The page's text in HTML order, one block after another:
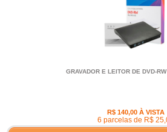
GRAVADOR E LEITOR DE DVD-
R$ 140,00 À VISTA
6 parcelas de R$